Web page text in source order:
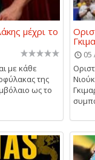
μέχρι το
με κάθε
της
ως το
05